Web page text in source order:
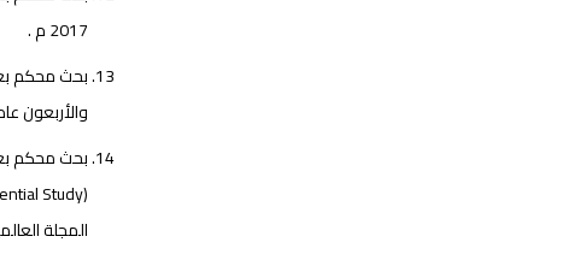
2017 م .
بحث محكم
والأربعون عام 2018
بحث محكم
(Deserting the Wife Between Disciplining and Abuse: An Islamic Jurisprudential Study)
المجلة